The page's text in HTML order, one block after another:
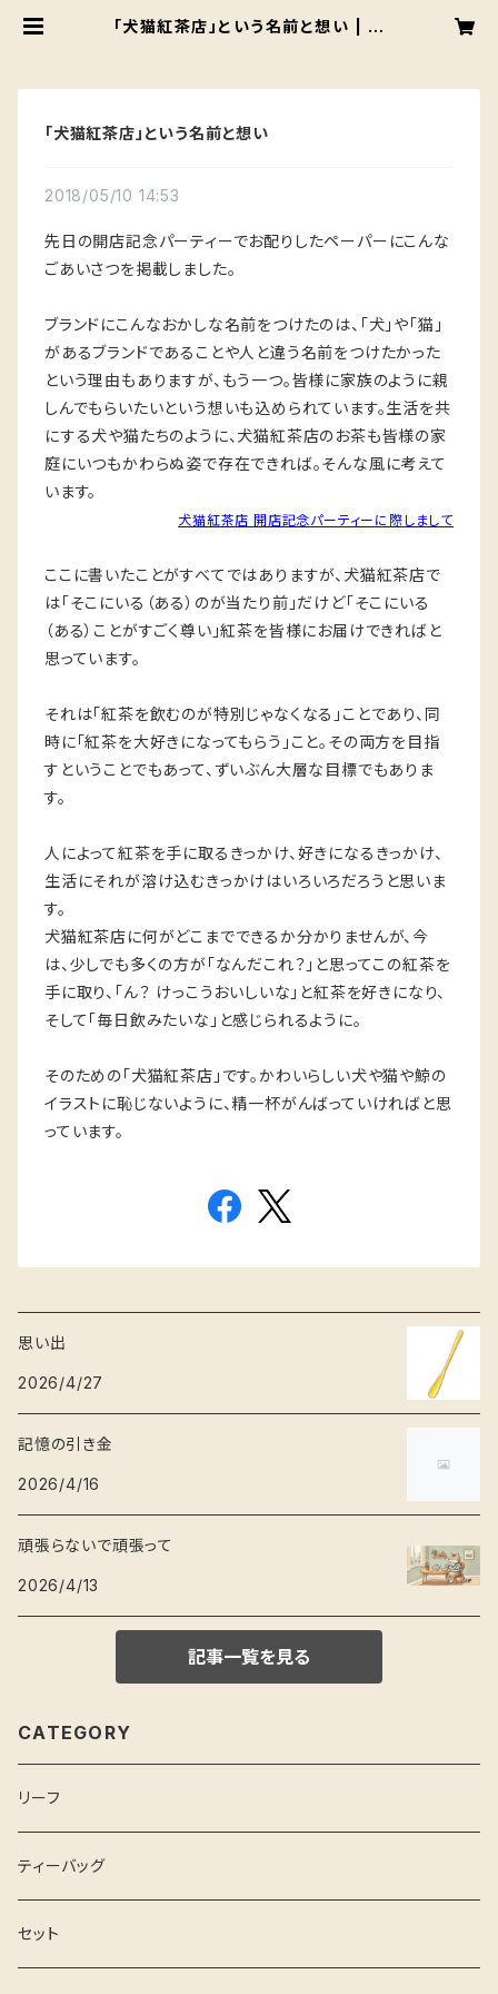
「犬猫紅茶店」という名前と想い | 犬
「犬猫紅茶店」という名前と想い
2018/05/10 14:53
先日の開店記念パーティーでお配りしたペーパーにこんな
ごあいさつを掲載しました。
ブランドにこんなおかしな名前をつけたのは、「犬」や「猫」
があるブランドであることや人と違う名前をつけたかった
という理由もありますが、もう一つ。皆様に家族のように親
しんでもらいたいという想いも込められています。生活を共
にする犬や猫たちのように、犬猫紅茶店のお茶も皆様の家
庭にいつもかわらぬ姿で存在できれば。そんな風に考えて
います。
犬猫紅茶店 開店記念パーティーに際しまして
ここに書いたことがすべてではありますが、犬猫紅茶店で
は「そこにいる（ある）のが当たり前」だけど「そこにいる
（ある）ことがすごく尊い」紅茶を皆様にお届けできればと
思っています。
それは「紅茶を飲むのが特別じゃなくなる」ことであり、同
時に「紅茶を大好きになってもらう」こと。その両方を目指
すということでもあって、ずいぶん大層な目標でもありま
す。
人によって紅茶を手に取るきっかけ、好きになるきっかけ、
生活にそれが溶け込むきっかけはいろいろだろうと思いま
す。
犬猫紅茶店に何がどこまでできるか分かりませんが、今
は、少しでも多くの方が「なんだこれ？」と思ってこの紅茶を
手に取り、「ん？ けっこうおいしいな」と紅茶を好きになり、
そして「毎日飲みたいな」と感じられるように。
そのための「犬猫紅茶店」です。かわいらしい犬や猫や鯨の
イラストに恥じないように、精一杯がんばっていければと思
っています。
思い出
2026/4/27
記憶の引き金
2026/4/16
頑張らないで頑張って
2026/4/13
記事一覧を見る
CATEGORY
リーフ
ティーバッグ
セット